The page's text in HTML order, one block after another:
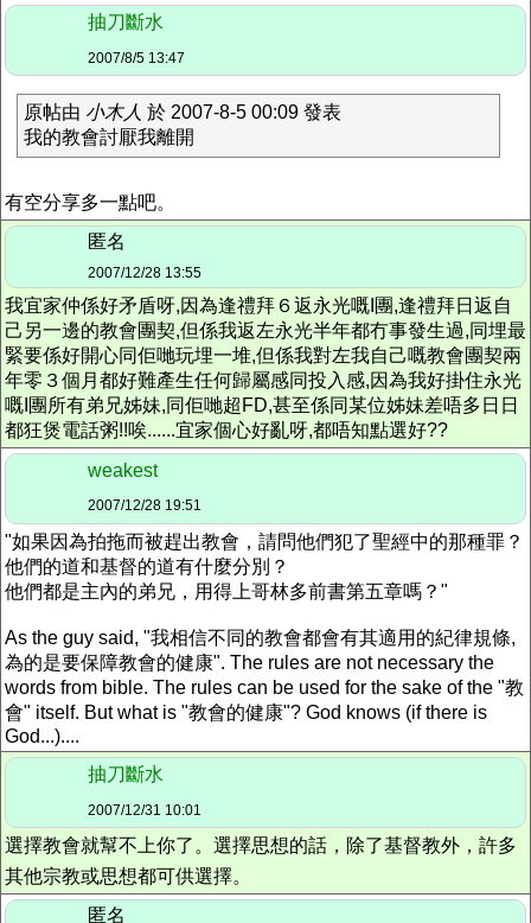
抽刀斷水
2007/8/5 13:47
原帖由 小木人 於 2007-8-5 00:09 發表
我的教會討厭我離開
有空分享多一點吧。
匿名
2007/12/28 13:55
我宜家仲係好矛盾呀,因為逢禮拜６返永光嘅I團,逢禮拜日返自
己另一邊的教會團契,但係我返左永光半年都冇事發生過,同埋最
緊要係好開心同佢哋玩埋一堆,但係我對左我自己嘅教會團契兩
年零３個月都好難產生任何歸屬感同投入感,因為我好掛住永光
嘅I團所有弟兄姊妹,同佢哋超FD,甚至係同某位姊妹差唔多日日
都狂煲電話粥!!唉......宜家個心好亂呀,都唔知點選好??
weakest
2007/12/28 19:51
"如果因為拍拖而被趕出教會，請問他們犯了聖經中的那種罪？
他們的道和基督的道有什麼分別？
他們都是主內的弟兄，用得上哥林多前書第五章嗎？"
As the guy said, "我相信不同的教會都會有其適用的紀律規條,
為的是要保障教會的健康". The rules are not necessary the
words from bible. The rules can be used for the sake of the "教
會" itself. But what is "教會的健康"? God knows (if there is
God...)....
抽刀斷水
2007/12/31 10:01
選擇教會就幫不上你了。選擇思想的話，除了基督教外，許多
其他宗教或思想都可供選擇。
匿名